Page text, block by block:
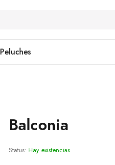
Peluches
Balconia
Status: Hay existencias